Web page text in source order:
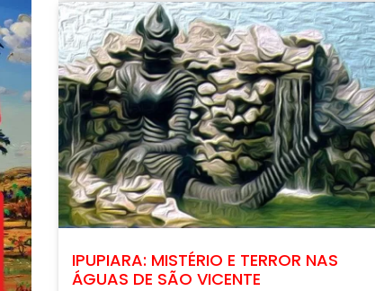
IPUPIARA: MISTÉRIO E TERROR NAS
ÁGUAS DE SÃO VICENTE